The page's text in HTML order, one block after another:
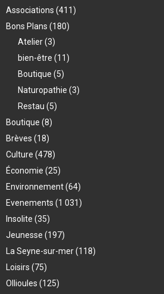
Associations (411)
Bons Plans (180)
Atelier(3)
bien-être (11)
Boutique (5)
Naturopathie (3)
Restau (5)
Boutique (8)
Brèves (18)
Culture (478)
Économie (25)
Environnement(64)
Evenements (1 031)
Insolite (35)
Jeunesse (197)
La Seyne-sur-mer(118)
Loisirs (75)
Ollioules (125)